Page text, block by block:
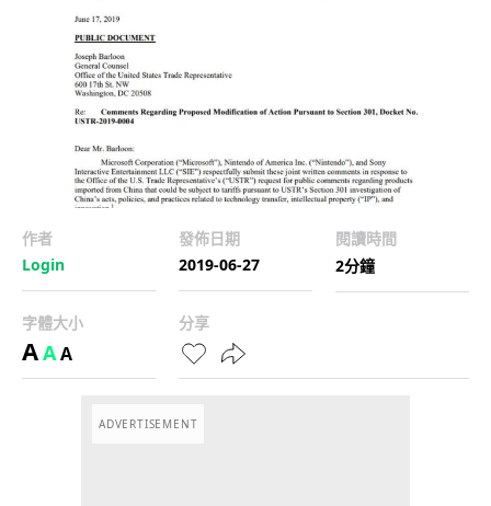
作者
Login
發佈日期
2019-06-27
閱讀時間
2分鐘
字體大小
AAA
分享
ADVERTISEMENT